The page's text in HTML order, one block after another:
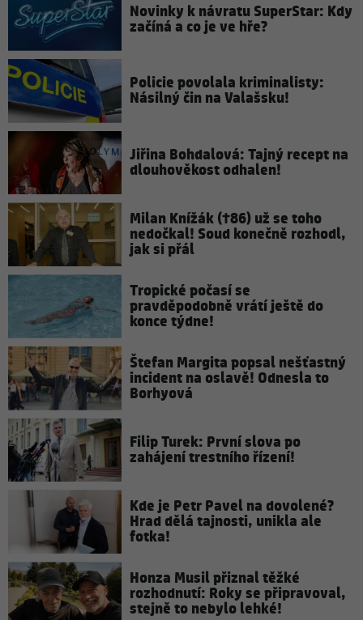
Novinky k návratu SuperStar: Kdy
začíná a co je ve hře?
Policie povolala kriminalisty:
Násilný čin na Valašsku!
Jiřina Bohdalová: Tajný recept na
dlouhověkost odhalen!
Milan Knížák (†86) už se toho
nedočkal! Soud konečně rozhodl,
jak si přál
Tropické počasí se
pravděpodobně vrátí ještě do
konce týdne!
Štefan Margita popsal nešťastný
incident na oslavě! Odnesla to
Borhyová
Filip Turek: První slova po
zahájení trestního řízení!
Kde je Petr Pavel na dovolené?
Hrad dělá tajnosti, unikla ale
fotka!
Honza Musil přiznal těžké
rozhodnutí: Roky se připravoval,
stejně to nebylo lehké!